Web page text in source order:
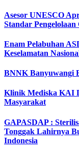
Asesor UNESCO
Standar
Enam Pelabuhan
Keselamatan
BNNK Banyuwangi
Klinik Mediska KAI
Masyarakat
GAPASDAP :
Tonggak Lahirnya
Indonesia